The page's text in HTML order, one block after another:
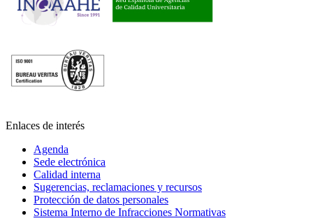
Enlaces de interés
Agenda
Sede electrónica
Calidad interna
Sugerencias, reclamaciones y recursos
Protección de datos personales
Sistema Interno de Infracciones Normativas